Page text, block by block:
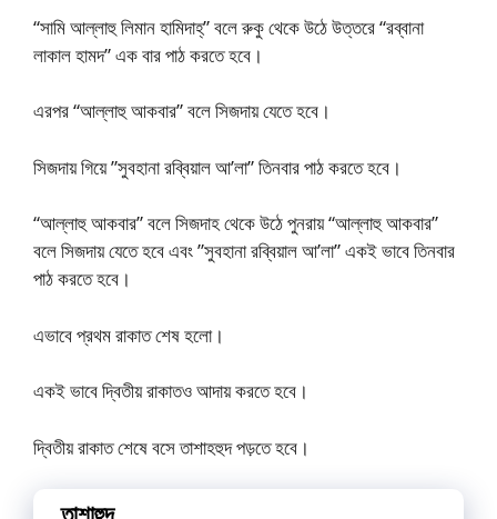
“সামি আল্লাহু লিমান হামিদাহ্” বলে রুকু থেকে উঠে উত্তরে “রব্বানা
লাকাল হামদ” এক বার পাঠ করতে হবে।
এরপর “আল্লাহু আকবার” বলে সিজদায় যেতে হবে।
সিজদায় গিয়ে ”সুবহানা রব্বিয়াল আ’লা” তিনবার পাঠ করতে হবে।
“আল্লাহু আকবার” বলে সিজদাহ থেকে উঠে পুনরায় “আল্লাহু আকবার”
বলে সিজদায় যেতে হবে এবং ”সুবহানা রব্বিয়াল আ’লা” একই ভাবে তিনবার
পাঠ করতে হবে।
এভাবে প্রথম রাকাত শেষ হলো।
একই ভাবে দ্বিতীয় রাকাতও আদায় করতে হবে।
দ্বিতীয় রাকাত শেষে বসে তাশাহহুদ পড়তে হবে।